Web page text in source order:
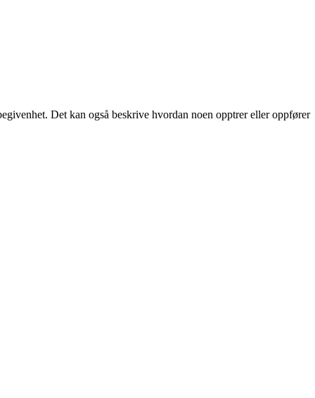
Det kan også beskrive hvordan noen opptrer eller oppfører